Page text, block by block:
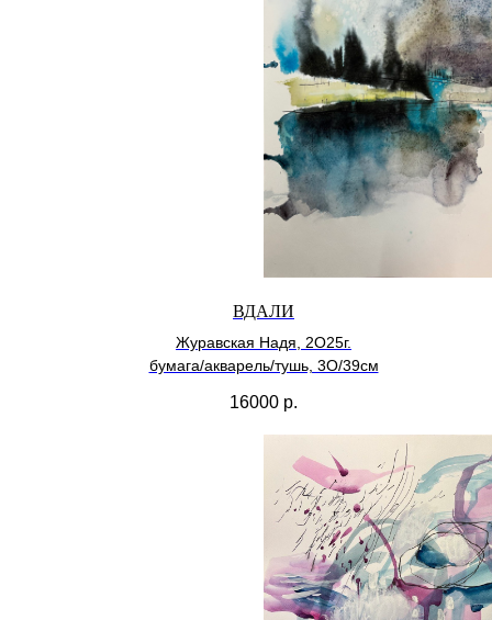
ВДАЛИ
Журавская Надя, 2О25г.
бумага/акварель/тушь, 3О/39см
16000 р.